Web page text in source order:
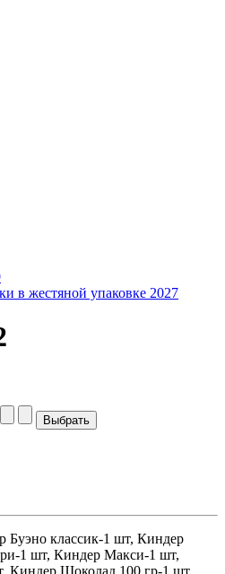
в жестяной упаковке 2027
Буэно классик-1 шт, Киндер
1 шт, Киндер Макси-1 шт,